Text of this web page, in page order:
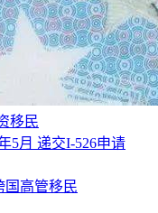
移民
5月 递交I-526申请
国高管移民